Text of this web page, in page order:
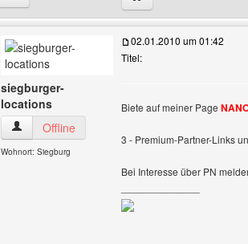
siegburger-
locations
siegburger-locations Benutzer-Profile anzeigen
Offline
Wohnort: Siegburg
02.01.2010 um 01:42
Titel:
Biete auf meiner Page
3 - Premium-Partner-Links
Bei Interesse über PN